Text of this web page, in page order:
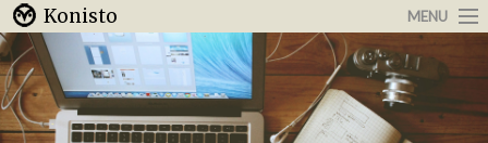
Konisto MENU
Arbeit & Karriere
Internet